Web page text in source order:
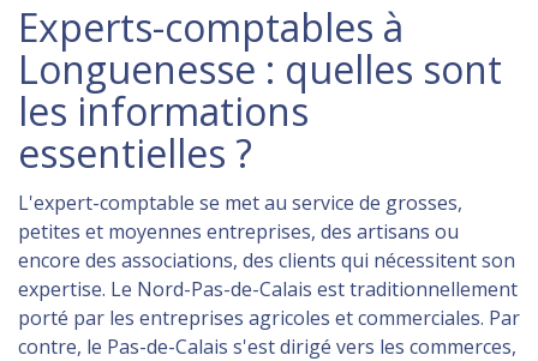
Experts-comptables à
Longuenesse : quelles sont
les informations
essentielles ?
L'expert-comptable se met au service de grosses,
petites et moyennes entreprises, des artisans ou
encore des associations, des clients qui nécessitent son
expertise. Le Nord-Pas-de-Calais est traditionnellement
porté par les entreprises agricoles et commerciales. Par
contre, le Pas-de-Calais s'est dirigé vers les commerces,